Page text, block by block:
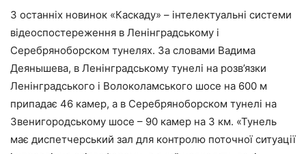
З останніх новинок «Каскаду» – інтелектуальні системи
відеоспостереження в Ленінградському і
Серебряноборском тунелях. За словами Вадима
Деянышева, в Ленінградському тунелі на розв’язки
Ленінградського і Волоколамського шосе на 600 м
припадає 46 камер, а в Серебряноборском тунелі на
Звенигородському шосе – 90 камер на 3 км. «Тунель
має диспетчерський зал для контролю поточної ситуації